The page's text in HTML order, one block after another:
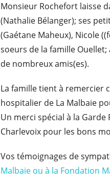
Monsieur Rochefort laisse
(Nathalie Bélanger); ses
(Gaétane Maheux), Nicole
soeurs de la famille
de nombreux amis(es).
La famille tient à remercier
hospitalier de La Malbaie
Un merci spécial à la
Charlevoix pour les bons
Vos témoignages de
Malbaie ou à la Fondation